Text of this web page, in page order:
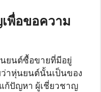
พื่อขอความ
ยนต์ซื้อขายที่มีอยู่
าหุ่นยนต์นั้นเป็นของ
ก้ปัญหา ผู้เชี่ยวชาญ